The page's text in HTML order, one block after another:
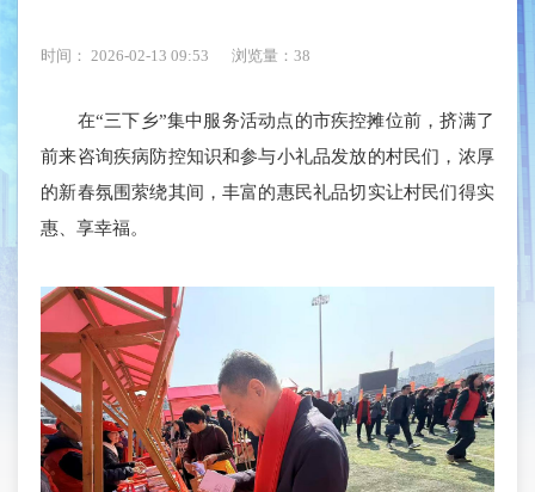
时间： 2026-02-13 09:53 浏览量：38
在“三下乡”集中服务活动点的市疾控摊位前，挤满了
前来咨询疾病防控知识和参与小礼品发放的村民们，浓厚
的新春氛围萦绕其间，丰富的惠民礼品切实让村民们得实
惠、享幸福。